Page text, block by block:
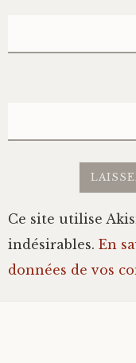
Ce site utilise
indésirables. En
données de vos